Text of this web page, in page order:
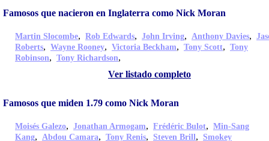
Famosos que nacieron en Inglaterra como Nick Moran
Martin Slocombe, Rob Edwards, John Irving, Anthony Davies,
Roberts, Wayne Rooney, Victoria Beckham, Tony Scott, Tony
Robinson, Tony Richardson,
Ver listado completo
Famosos que miden 1.79 como Nick Moran
Moisés Galezo, Jonathan Armogam, Frédéric Bulot, Min-Sang
Kang, Abdou Camara, Tony Renis, Steven Brill, Smokey